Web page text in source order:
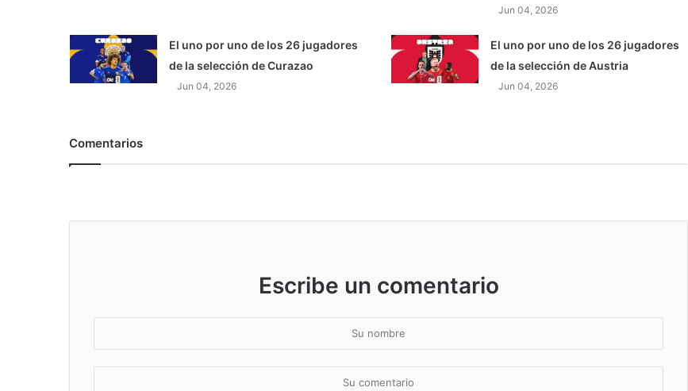
Jun 04, 2026
El uno por uno de los 26 jugadores
de la selección de Curazao
Jun 04, 2026
El uno por uno de los 26 jugadores
de la selección de Austria
Jun 04, 2026
Comentarios
Escribe un comentario